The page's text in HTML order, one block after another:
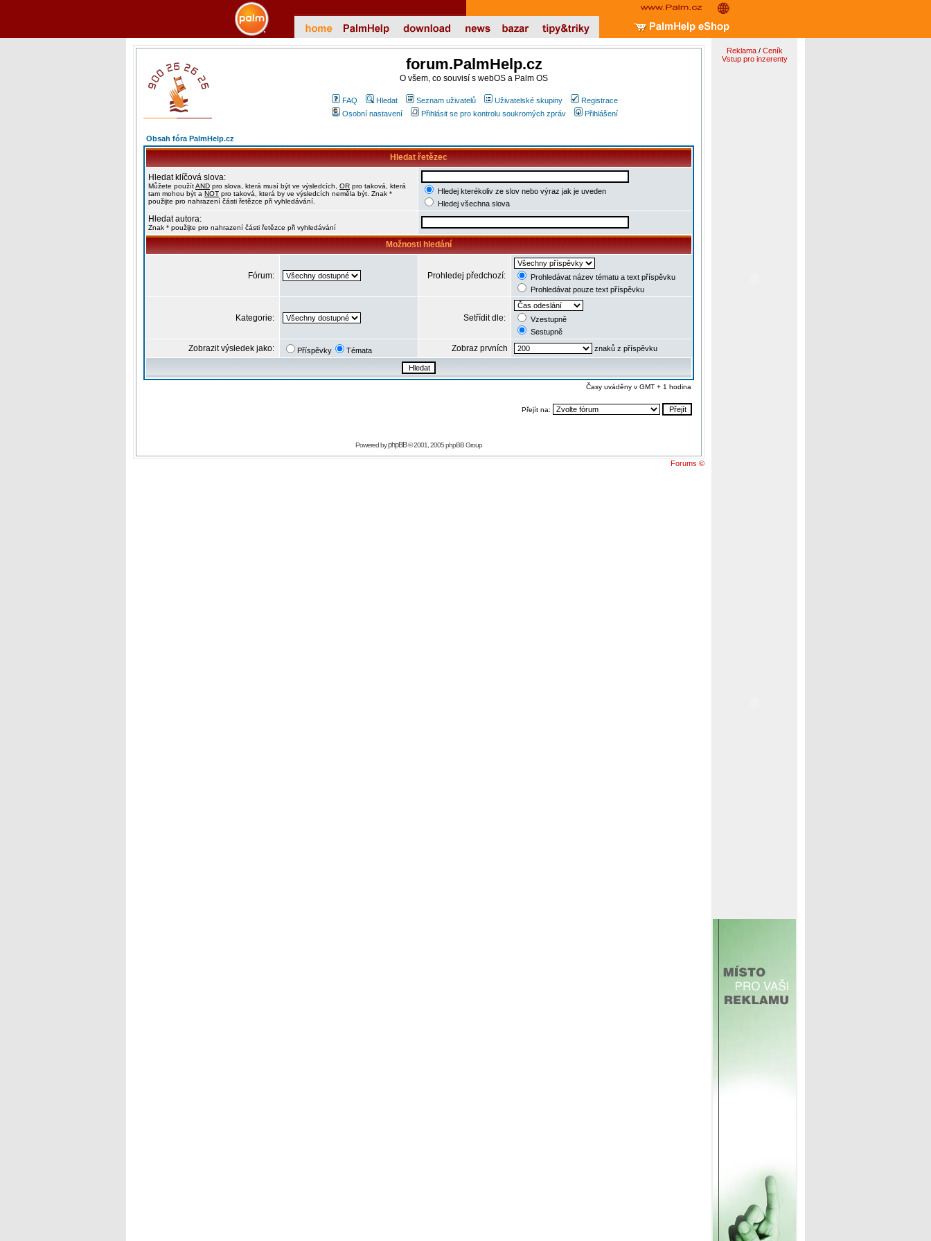
forum.PalmHelp.cz
O všem, co souvisí s webOS a Palm OS
FAQ Hledat Seznam uživatelů Uživatelské skupiny
Registrace
Osobní nastavení
Přihlásit se pro kontrolu soukromých zpráv Přihlášení
Obsah fóra PalmHelp.cz
Hledat řetězec
Hledat klíčová slova:
Můžete použítAND pro slova, která musí být ve výsledcích, OR pro taková, která
tam mohou být a NOT pro taková, která by ve výsledcích neměla být. Znak *
použijte pro nahrazení části řetězce při vyhledávání.
Hledej kterékoliv ze slov nebo výraz jak je uveden
Hledej všechna slova
Hledat autora:
Znak * použijte pro nahrazení části řetězce při vyhledávání
Možnosti hledání
Fórum: Prohledej předchozí:
Prohledávat název tématu a text příspěvku
Prohledávat pouze text příspěvku
Kategorie: Setřídit dle:
Vzestupně
Sestupně
Zobrazit výsledek jako: Příspěvky Témata Zobraz prvních znaků z příspěvku
Časy uváděny v GMT + 1 hodina
Přejít na:
Powered byphpBB© 2001, 2005 phpBB Group
Forums ©
Reklama/ Ceník
Vstup pro inzerenty